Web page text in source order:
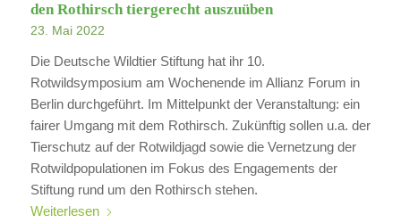
den Rothirsch tiergerecht auszuüben
23. Mai 2022
Die Deutsche Wildtier Stiftung hat ihr 10.
Rotwildsymposium am Wochenende im Allianz Forum in
Berlin durchgeführt. Im Mittelpunkt der Veranstaltung: ein
fairer Umgang mit dem Rothirsch. Zukünftig sollen u.a. der
Tierschutz auf der Rotwildjagd sowie die Vernetzung der
Rotwildpopulationen im Fokus des Engagements der
Stiftung rund um den Rothirsch stehen.
Weiterlesen